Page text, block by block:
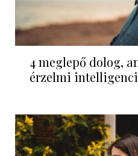
4 meglepő dolog,
érzelmi